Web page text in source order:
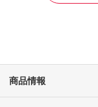
商品情報